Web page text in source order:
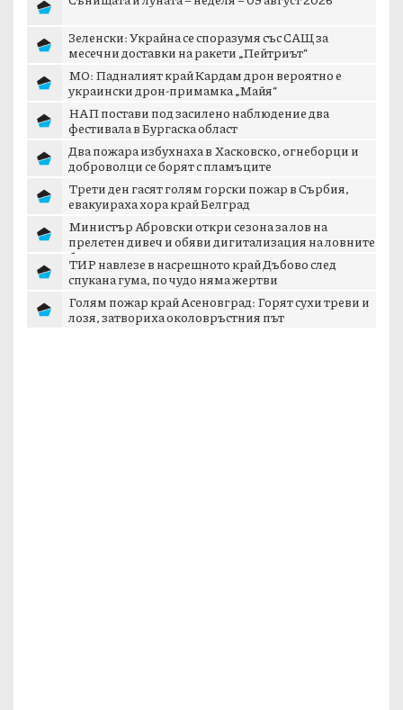
Зеленски: Украйна се споразумя със САЩ за
месечни доставки на ракети „Пейтриът“
МО: Падналият край Кардам дрон вероятно е
украински дрон-примамка „Майя“
НАП постави под засилено наблюдение два
фестивала в Бургаска област
Два пожара избухнаха в Хасковско, огнеборци и
доброволци се борят с пламъците
Трети ден гасят голям горски пожар в Сърбия,
евакуираха хора край Белград
Министър Абровски откри сезона за лов на
прелетен дивеч и обяви дигитализация на ловните
б...
ТИР навлезе в насрещното край Дъбово след
спукана гума, по чудо няма жертви
Голям пожар край Асеновград: Горят сухи треви и
лозя, затвориха околовръстния път